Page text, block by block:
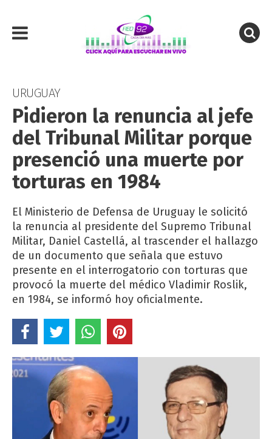
URUGUAY
Pidieron la renuncia al jefe
del Tribunal Militar porque
presenció una muerte por
torturas en 1984
El Ministerio de Defensa de Uruguay le solicitó
la renuncia al presidente del Supremo Tribunal
Militar, Daniel Castellá, al trascender el hallazgo
de un documento que señala que estuvo
presente en el interrogatorio con torturas que
provocó la muerte del médico Vladimir Roslik,
en 1984, se informó hoy oficialmente.